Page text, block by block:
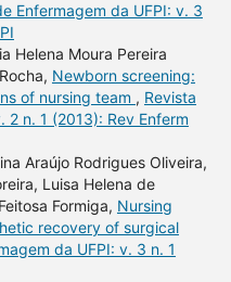
Enfermagem da UFPI: v. 3
Helena Moura Pereira
Newborn screening:
of nursing team , Revista
2 n. 1 (2013): Rev Enferm
Araújo Rodrigues Oliveira,
Luisa Helena de
Formiga, Nursing
recovery of surgical
da UFPI: v. 3 n. 1